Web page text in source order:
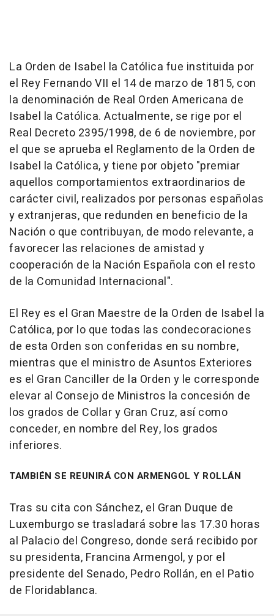
La Orden de Isabel la Católica fue instituida por
el Rey Fernando VII el 14 de marzo de 1815, con
la denominación de Real Orden Americana de
Isabel la Católica. Actualmente, se rige por el
Real Decreto 2395/1998, de 6 de noviembre, por
el que se aprueba el Reglamento de la Orden de
Isabel la Católica, y tiene por objeto "premiar
aquellos comportamientos extraordinarios de
carácter civil, realizados por personas españolas
y extranjeras, que redunden en beneficio de la
Nación o que contribuyan, de modo relevante, a
favorecer las relaciones de amistad y
cooperación de la Nación Española con el resto
de la Comunidad Internacional".
El Rey es el Gran Maestre de la Orden de Isabel la
Católica, por lo que todas las condecoraciones
de esta Orden son conferidas en su nombre,
mientras que el ministro de Asuntos Exteriores
es el Gran Canciller de la Orden y le corresponde
elevar al Consejo de Ministros la concesión de
los grados de Collar y Gran Cruz, así como
conceder, en nombre del Rey, los grados
inferiores.
TAMBIÉN SE REUNIRÁ CON ARMENGOL Y ROLLÁN
Tras su cita con Sánchez, el Gran Duque de
Luxemburgo se trasladará sobre las 17.30 horas
al Palacio del Congreso, donde será recibido por
su presidenta, Francina Armengol, y por el
presidente del Senado, Pedro Rollán, en el Patio
de Floridablanca.